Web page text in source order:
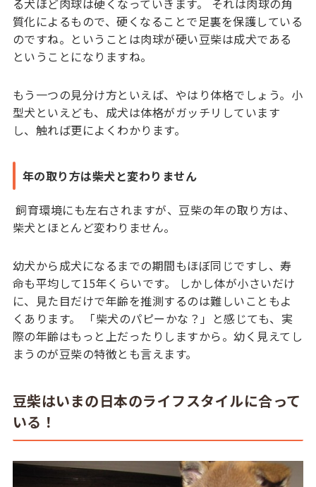
る犬ほど肉球は硬くなっていきます。 それは肉球の角
質化によるもので、硬くなることで足裏を保護している
のですね。ということは肉球が硬い豆柴は成犬である
ということになりますね。
もう一つの見分け方といえば、やはり体格でしょう。小
型犬といえども、成犬は体格がガッチリしています
し、触れば更によくわかります。
年の取り方は柴犬と変わりません
飼育環境にも左右されますが、豆柴の年の取り方は、
柴犬とほとんど変わりません。
幼犬から成犬になるまでの期間もほぼ同じですし、寿
命も平均して15年くらいです。 しかし体が小さいだけ
に、見た目だけで年齢を推測するのは難しいこともよ
くあります。 「柴犬のパピーかな？」と感じても、実
際の年齢はもっと上だったりしますから。幼く見えてし
まうのが豆柴の特徴とも言えます。
豆柴はいまの日本のライフスタイルに合って
いる！